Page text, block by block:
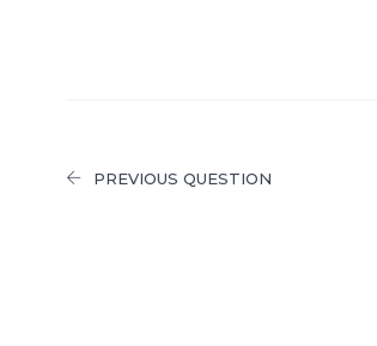
PREVIOUS QUESTION